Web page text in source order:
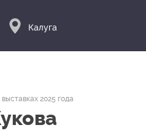
Калуга
2025 года